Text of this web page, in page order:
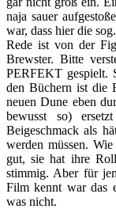
naja sauer
war, dass hier die
Rede ist von der
Brewster. Bitte
PERFEKT gespielt.
den Büchern ist die
neuen Dune eben
bewusst so)
Beigeschmack als
werden müssen.
gut, sie hat ihre
stimmig. Aber für
Film kennt war das
was nicht.